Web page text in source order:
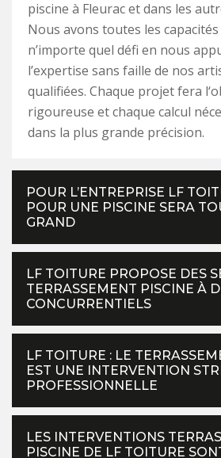
piscine à Fleurac et dans les
Nous avons toutes les
n’importe quel défi en nous
l’expertise sans faille de nos
qualifiées. Chaque projet fera
rigoureuse et chaque calcul
dans la plus grande précision.
POUR L’ENTREPRISE LF
POUR UNE PISCINE SERA
GRAND
LF TOITURE PROPOSE DES
TERRASSEMENT PISCINE À
CONCURRENTIELS
LF TOITURE : LE
EST UNE INTERVENTION
PROFESSIONNELLE
LES INTERVENTIONS
PISCINE DE LF TOITURE